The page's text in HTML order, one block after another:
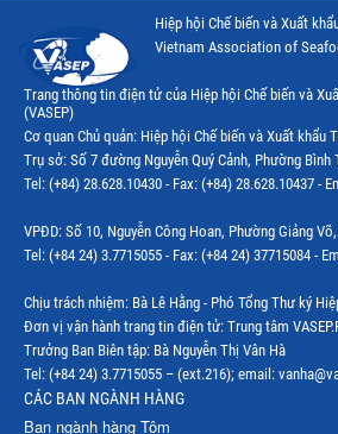
Hiệp hội Chế biến và Xuất
Vietnam Association of
Trang thông tin điện tử của Hiệp hội Chế biến và
(VASEP)
Cơ quan Chủ quản: Hiệp hội Chế biến và Xuất khẩu
Trụ sở: Số 7 đường Nguyễn Quý Cảnh, Phường Bình
Tel: (+84) 28.628.10430 - Fax: (+84) 28.628.10437 -
VPĐD: Số 10, Nguyễn Công Hoan, Phường Giảng
Tel: (+84 24) 3.7715055 - Fax: (+84 24) 37715084 -
Chịu trách nhiệm: Bà Lê Hằng - Phó Tổng Thư ký
Đơn vị vận hành trang tin điện tử: Trung tâm
Trưởng Ban Biên tập: Bà Nguyễn Thị Vân Hà
Tel: (+84 24) 3.7715055 – (ext.216); email:
CÁC BAN NGÀNH HÀNG
Ban ngành hàng Tôm